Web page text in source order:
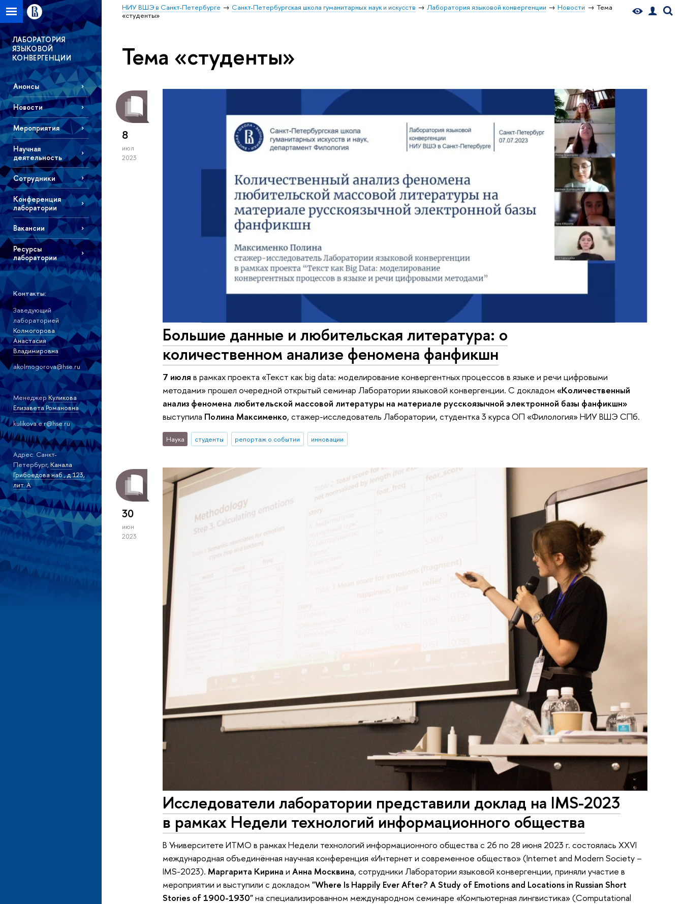
НИУ ВШЭ в Санкт-Петербурге Санкт-Петербургская школа гуманитарных наук и искусств Лаборатория языковой конвергенции Новости
Тема
«студенты»
ЛАБОРАТОРИЯ
ЯЗЫКОВОЙ
КОНВЕРГЕНЦИИ
Анонсы
Новости
Мероприятия
Научная
деятельность
Сотрудники
Конференция
лаборатории
Вакансии
Ресурсы
лаборатории
Контакты:
Заведующий
лабораторией
Колмогорова
Анастасия
Владимировна
akolmogorova@hse.ru
Менеджер Куликова
Елизавета Романовна
kulikova.e.r@hse.ru
Адрес: Санкт-
Петербург, Канала
Грибоедова наб., д.123,
лит. А
Тема «студенты»
8
июл
2023
Большие данные и любительская литература: о
количественном анализе феномена фанфикшн
7 июля в рамках проекта «Текст как big data: моделирование конвергентных процессов в языке и речи цифровыми
методами» прошел очередной открытый семинар Лаборатории языковой конвергенции. С докладом «Количественный
анализ феномена любительской массовой литературы на материале русскоязычной электронной базы фанфикшн»
выступила Полина Максименко, стажер-исследователь Лаборатории, студентка 3 курса ОП «Филология» НИУ ВШЭ СПб.
Наука студенты репортаж о событии инновации
30
июн
2023
Исследователи лаборатории представили доклад на IMS-2023
в рамках Недели технологий информационного общества
В Университете ИТМО в рамках Недели технологий информационного общества с 26 по 28 июня 2023 г. состоялась XXVI
международная объединённая научная конференция «Интернет и современное общество» (Internet and Modern Society –
IMS-2023). Маргарита Кирина и Анна Москвина, сотрудники Лаборатории языковой конвергенции, приняли участие в
мероприятии и выступили с докладом "Where Is Happily Ever After? A Study of Emotions and Locations in Russian Short
Stories of 1900-1930"на специализированном международном семинаре «Компьютерная лингвистика» (Computational